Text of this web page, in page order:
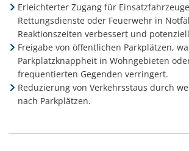
Erleichterter Zugang für
Rettungsdienste oder Feuerwehr in
Reaktionszeiten verbessert und
Freigabe von öffentlichen Parkplätzen,
Parkplatzknappheit in Wohngebieten
frequentierten Gegenden verringert.
Reduzierung von Verkehrsstaus durch
nach Parkplätzen.